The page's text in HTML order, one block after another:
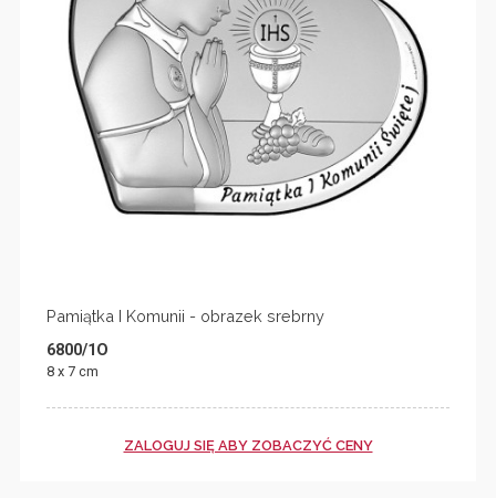
Pamiątka I Komunii - obrazek srebrny
6800/1O
8 x 7 cm
ZALOGUJ SIĘ ABY ZOBACZYĆ CENY